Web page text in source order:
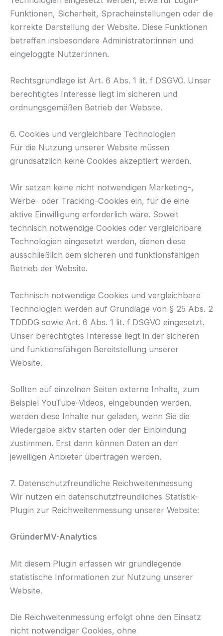
Funktionen, Sicherheit, Spracheinstellungen oder die
korrekte Darstellung der Website. Diese Funktionen
betreffen insbesondere Administrator:innen und
eingeloggte Nutzer:innen.
Rechtsgrundlage ist Art. 6 Abs. 1 lit. f DSGVO. Unser
berechtigtes Interesse liegt im sicheren und
ordnungsgemäßen Betrieb der Website.
6. Cookies und vergleichbare Technologien
Für die Nutzung unserer Website müssen
grundsätzlich keine Cookies akzeptiert werden.
Wir setzen keine nicht notwendigen Marketing-,
Werbe- oder Tracking-Cookies ein, für die eine
aktive Einwilligung erforderlich wäre. Soweit
technisch notwendige Cookies oder vergleichbare
Technologien eingesetzt werden, dienen diese
ausschließlich dem sicheren und funktionsfähigen
Betrieb der Website.
Technisch notwendige Cookies und vergleichbare
Technologien werden auf Grundlage von § 25 Abs. 2
TDDDG sowie Art. 6 Abs. 1 lit. f DSGVO eingesetzt.
Unser berechtigtes Interesse liegt in der sicheren
und funktionsfähigen Bereitstellung unserer
Website.
Sollten auf einzelnen Seiten externe Inhalte, zum
Beispiel YouTube-Videos, eingebunden werden,
werden diese Inhalte nur geladen, wenn Sie die
Wiedergabe aktiv starten oder der Einbindung
zustimmen. Erst dann können Daten an den
jeweiligen Anbieter übertragen werden.
7. Datenschutzfreundliche Reichweitenmessung
Wir nutzen ein datenschutzfreundliches Statistik-
Plugin zur Reichweitenmessung unserer Website:
GründerMV-Analytics
Mit diesem Plugin erfassen wir grundlegende
statistische Informationen zur Nutzung unserer
Website.
Die Reichweitenmessung erfolgt ohne den Einsatz
nicht notwendiger Cookies, ohne